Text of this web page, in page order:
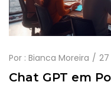
Por : Bianca Moreira
Chat GPT em